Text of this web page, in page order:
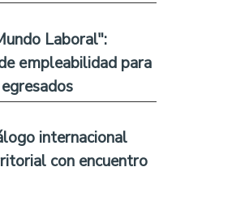
Laboral":
empleabilidad para
internacional
con encuentro